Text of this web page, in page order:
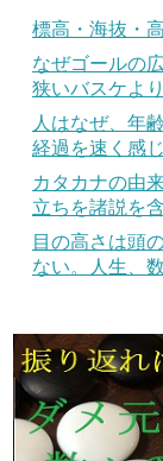
標高・海抜・
なぜゴールの
狭いバスケよ
人はなぜ、年
経過を速く感
カタカナの由
立ちを諸説を
目の高さは頭
ない。人生、